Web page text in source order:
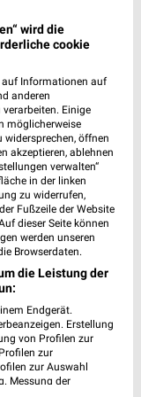
App
– mit der
wird die
cookie
auf Informationen auf
anderen
verarbeiten. Einige
möglicherweise
widersprechen, öffnen
akzeptieren, ablehnen
verwalten“
in der linken
zu widerrufen,
Fußzeile der Website
dieser Seite können
werden unseren
Browserdaten.
die Leistung der
Endgerät.
Erstellung
von Profilen zur
zur
zur Auswahl
Messung der